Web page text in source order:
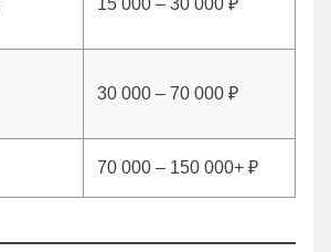
30 000 – 70 000 ₽
70 000 – 150 000+ ₽